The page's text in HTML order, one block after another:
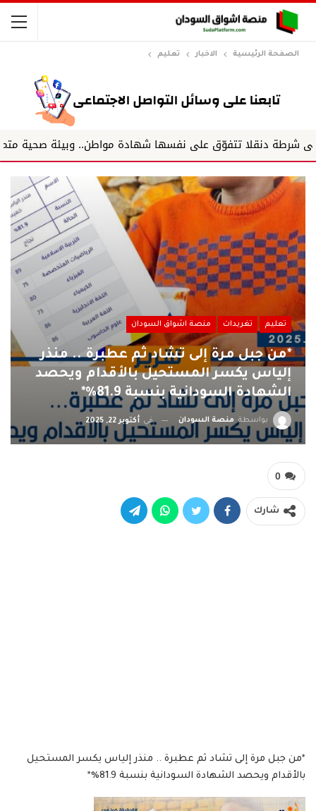
الصفحة الرئيسية الاخبار تعليم
تتفوّق على نفسها شهادة مواطن.. وبيئة صحية متميزة..
تعليم تغريدات منصة اشواق السودان
*من جبل مرة إلى تشاد ثم عطبرة .. منذر
إلياس يكسر المستحيل بالأقدام ويحصد
الشهادة السودانية بنسبة 81.9%*
بواسطة منصة السودان في أكتوبر 22, 2025
0
شارك
*من جبل مرة إلى تشاد ثم عطبرة .. منذر إلياس يكسر المستحيل
بالأقدام ويحصد الشهادة السودانية بنسبة 81.9%*